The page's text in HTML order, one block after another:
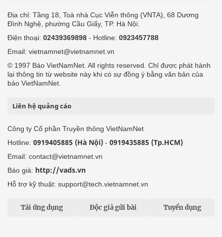
Địa chỉ: Tầng 18, Toà nhà Cục Viễn thông (VNTA), 68 Dương
Đình Nghệ, phường Cầu Giấy, TP. Hà Nội.
Điện thoại: 02439369898 - Hotline: 0923457788
Email: vietnamnet@vietnamnet.vn
© 1997 Báo VietNamNet. All rights reserved. Chỉ được phát hành
lại thông tin từ website này khi có sự đồng ý bằng văn bản của
báo VietNamNet.
Liên hệ quảng cáo
Công ty Cổ phần Truyền thông VietNamNet
Hotline: 0919405885 (Hà Nội) - 0919435885 (Tp.HCM)
Email: contact@vietnamnet.vn
Báo giá: http://vads.vn
Hỗ trợ kỹ thuật: support@tech.vietnamnet.vn
Tải ứng dụng Độc giả gửi bài Tuyển dụng